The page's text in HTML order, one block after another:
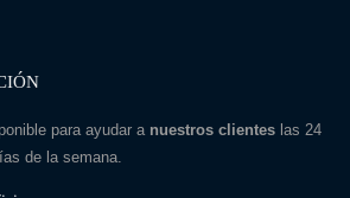
para ayudar a nuestros clienteslas 24
de la semana.